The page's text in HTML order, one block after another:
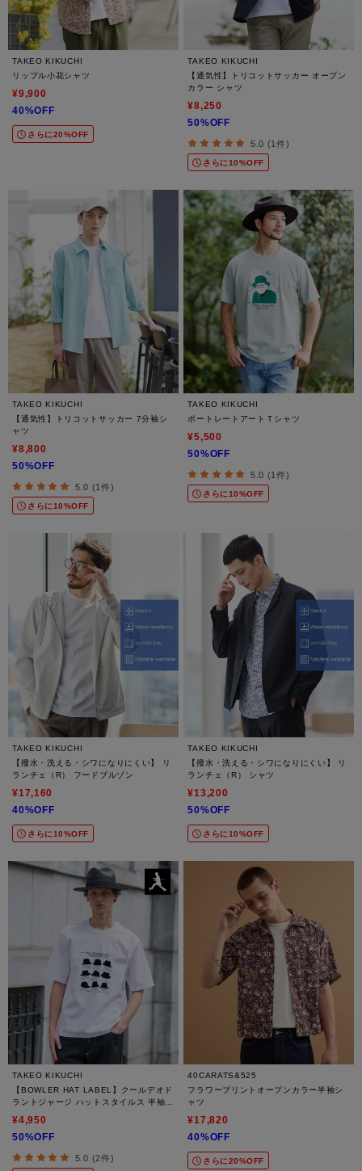
TAKEO KIKUCHI
リップル小花シャツ
¥9,900
40%OFF
さらに20%OFF
TAKEO KIKUCHI
【通気性】トリコットサッカー オープン
カラー シャツ
¥8,250
50%OFF
5.0 (1件)
さらに10%OFF
TAKEO KIKUCHI
【通気性】トリコットサッカー 7分袖シ
ャツ
¥8,800
50%OFF
5.0 (1件)
さらに10%OFF
TAKEO KIKUCHI
ポートレートアートＴシャツ
¥5,500
50%OFF
5.0 (1件)
さらに10%OFF
TAKEO KIKUCHI
【撥水・洗える・シワになりにくい】 リ
ランチェ（R） フードブルゾン
¥17,160
40%OFF
さらに10%OFF
TAKEO KIKUCHI
【撥水・洗える・シワになりにくい】 リ
ランチェ（R） シャツ
¥13,200
50%OFF
さらに10%OFF
TAKEO KIKUCHI
【BOWLER HAT LABEL】クールデオド
ラントジャージ ハットスタイルス 半袖T
シャツ
¥4,950
50%OFF
5.0 (2件)
40CARATS&525
フラワープリントオープンカラー半袖シ
ャツ
¥17,820
40%OFF
さらに20%OFF